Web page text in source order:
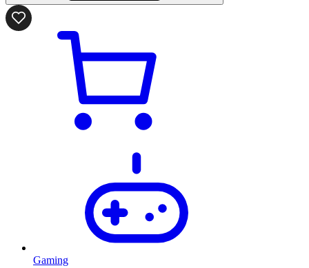
Gaming